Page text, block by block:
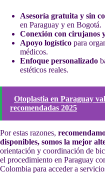
Asesoría gratuita y sin
en Paraguay y en Bogotá.
Conexión con cirujanos
Apoyo logístico para
médicos.
Enfoque personalizado
estéticos reales.
Otoplastia en Paraguay
recomendadas 2025
Por estas razones,
disponibles, somos la mejor
orientación y coordinación de
el procedimiento en Paraguay
Colombia para acceder a